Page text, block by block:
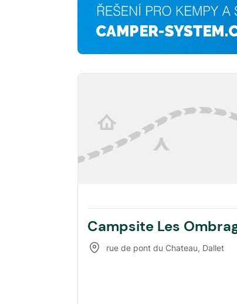
Campsite Les
rue de pont du Chateau, Dallet